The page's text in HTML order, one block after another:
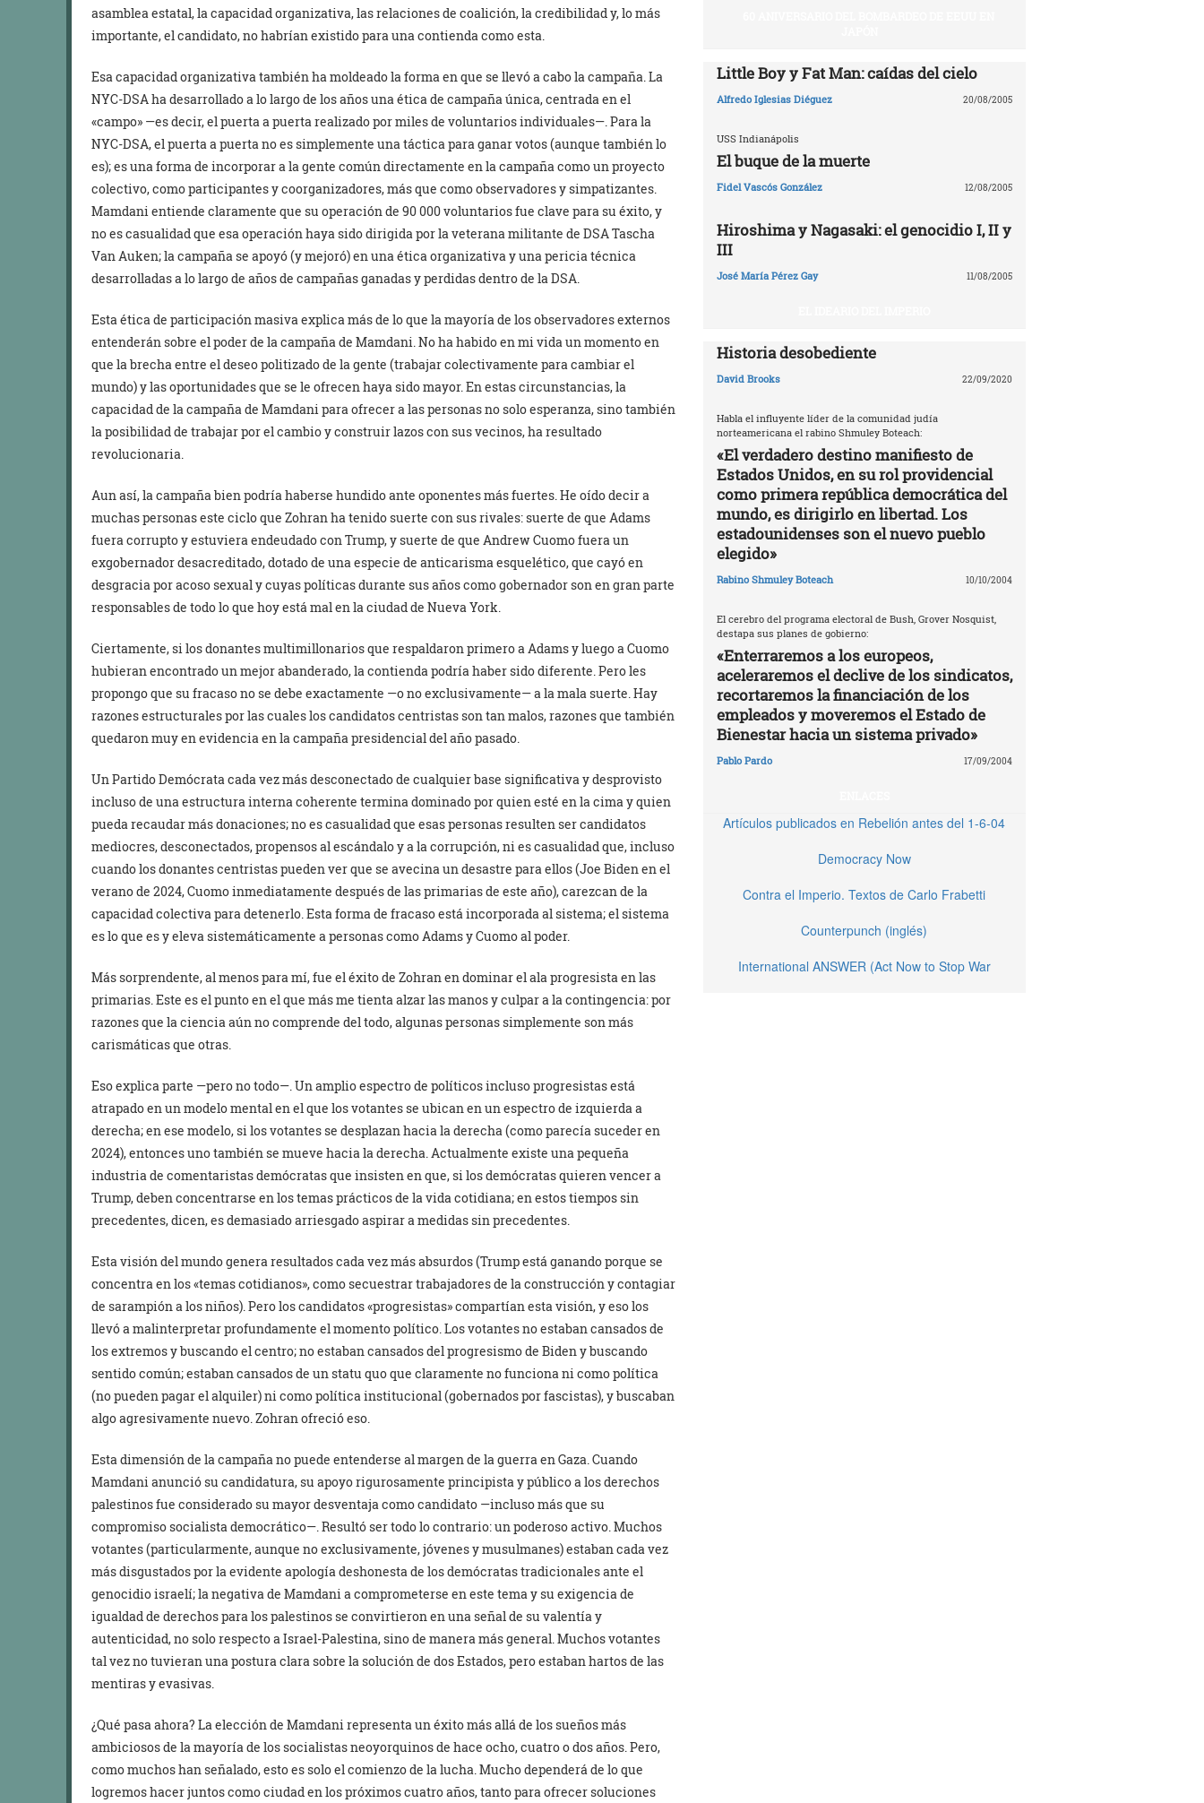
asamblea estatal, la capacidad organizativa, las relaciones de coalición, la credibilidad y, lo más
importante, el candidato, no habrían existido para una contienda como esta.
Esa capacidad organizativa también ha moldeado la forma en que se llevó a cabo la campaña. La
NYC-DSA ha desarrollado a lo largo de los años una ética de campaña única, centrada en el
«campo» —es decir, el puerta a puerta realizado por miles de voluntarios individuales—. Para la
NYC-DSA, el puerta a puerta no es simplemente una táctica para ganar votos (aunque también lo
es); es una forma de incorporar a la gente común directamente en la campaña como un proyecto
colectivo, como participantes y coorganizadores, más que como observadores y simpatizantes.
Mamdani entiende claramente que su operación de 90 000 voluntarios fue clave para su éxito, y
no es casualidad que esa operación haya sido dirigida por la veterana militante de DSA Tascha
Van Auken; la campaña se apoyó (y mejoró) en una ética organizativa y una pericia técnica
desarrolladas a lo largo de años de campañas ganadas y perdidas dentro de la DSA.
Esta ética de participación masiva explica más de lo que la mayoría de los observadores externos
entenderán sobre el poder de la campaña de Mamdani. No ha habido en mi vida un momento en
que la brecha entre el deseo politizado de la gente (trabajar colectivamente para cambiar el
mundo) y las oportunidades que se le ofrecen haya sido mayor. En estas circunstancias, la
capacidad de la campaña de Mamdani para ofrecer a las personas no solo esperanza, sino también
la posibilidad de trabajar por el cambio y construir lazos con sus vecinos, ha resultado
revolucionaria.
Aun así, la campaña bien podría haberse hundido ante oponentes más fuertes. He oído decir a
muchas personas este ciclo que Zohran ha tenido suerte con sus rivales: suerte de que Adams
fuera corrupto y estuviera endeudado con Trump, y suerte de que Andrew Cuomo fuera un
exgobernador desacreditado, dotado de una especie de anticarisma esquelético, que cayó en
desgracia por acoso sexual y cuyas políticas durante sus años como gobernador son en gran parte
responsables de todo lo que hoy está mal en la ciudad de Nueva York.
Ciertamente, si los donantes multimillonarios que respaldaron primero a Adams y luego a Cuomo
hubieran encontrado un mejor abanderado, la contienda podría haber sido diferente. Pero les
propongo que su fracaso no se debe exactamente —o no exclusivamente— a la mala suerte. Hay
razones estructurales por las cuales los candidatos centristas son tan malos, razones que también
quedaron muy en evidencia en la campaña presidencial del año pasado.
Un Partido Demócrata cada vez más desconectado de cualquier base significativa y desprovisto
incluso de una estructura interna coherente termina dominado por quien esté en la cima y quien
pueda recaudar más donaciones; no es casualidad que esas personas resulten ser candidatos
mediocres, desconectados, propensos al escándalo y a la corrupción, ni es casualidad que, incluso
cuando los donantes centristas pueden ver que se avecina un desastre para ellos (Joe Biden en el
verano de 2024, Cuomo inmediatamente después de las primarias de este año), carezcan de la
capacidad colectiva para detenerlo. Esta forma de fracaso está incorporada al sistema; el sistema
es lo que es y eleva sistemáticamente a personas como Adams y Cuomo al poder.
Más sorprendente, al menos para mí, fue el éxito de Zohran en dominar el ala progresista en las
primarias. Este es el punto en el que más me tienta alzar las manos y culpar a la contingencia: por
razones que la ciencia aún no comprende del todo, algunas personas simplemente son más
carismáticas que otras.
Eso explica parte —pero no todo—. Un amplio espectro de políticos incluso progresistas está
atrapado en un modelo mental en el que los votantes se ubican en un espectro de izquierda a
derecha; en ese modelo, si los votantes se desplazan hacia la derecha (como parecía suceder en
2024), entonces uno también se mueve hacia la derecha. Actualmente existe una pequeña
industria de comentaristas demócratas que insisten en que, si los demócratas quieren vencer a
Trump, deben concentrarse en los temas prácticos de la vida cotidiana; en estos tiempos sin
precedentes, dicen, es demasiado arriesgado aspirar a medidas sin precedentes.
Esta visión del mundo genera resultados cada vez más absurdos (Trump está ganando porque se
concentra en los «temas cotidianos», como secuestrar trabajadores de la construcción y contagiar
de sarampión a los niños). Pero los candidatos «progresistas» compartían esta visión, y eso los
llevó a malinterpretar profundamente el momento político. Los votantes no estaban cansados de
los extremos y buscando el centro; no estaban cansados del progresismo de Biden y buscando
sentido común; estaban cansados de un statu quo que claramente no funciona ni como política
(no pueden pagar el alquiler) ni como política institucional (gobernados por fascistas), y buscaban
algo agresivamente nuevo. Zohran ofreció eso.
Esta dimensión de la campaña no puede entenderse al margen de la guerra en Gaza. Cuando
Mamdani anunció su candidatura, su apoyo rigurosamente principista y público a los derechos
palestinos fue considerado su mayor desventaja como candidato —incluso más que su
compromiso socialista democrático—. Resultó ser todo lo contrario: un poderoso activo. Muchos
votantes (particularmente, aunque no exclusivamente, jóvenes y musulmanes) estaban cada vez
más disgustados por la evidente apología deshonesta de los demócratas tradicionales ante el
genocidio israelí; la negativa de Mamdani a comprometerse en este tema y su exigencia de
igualdad de derechos para los palestinos se convirtieron en una señal de su valentía y
autenticidad, no solo respecto a Israel-Palestina, sino de manera más general. Muchos votantes
tal vez no tuvieran una postura clara sobre la solución de dos Estados, pero estaban hartos de las
mentiras y evasivas.
¿Qué pasa ahora? La elección de Mamdani representa un éxito más allá de los sueños más
ambiciosos de la mayoría de los socialistas neoyorquinos de hace ocho, cuatro o dos años. Pero,
como muchos han señalado, esto es solo el comienzo de la lucha. Mucho dependerá de lo que
logremos hacer juntos como ciudad en los próximos cuatro años, tanto para ofrecer soluciones
Little Boy y Fat Man: caídas del cielo
Alfredo Iglesias Diéguez 20/08/2005
USS Indianápolis
El buque de la muerte
Fidel Vascós González 12/08/2005
Hiroshima y Nagasaki: el genocidio I, II y
III
José María Pérez Gay 11/08/2005
Historia desobediente
David Brooks 22/09/2020
Habla el influyente líder de la comunidad judía
norteamericana el rabino Shmuley Boteach:
«El verdadero destino manifiesto de
Estados Unidos, en su rol providencial
como primera república democrática del
mundo, es dirigirlo en libertad. Los
estadounidenses son el nuevo pueblo
elegido»
Rabino Shmuley Boteach 10/10/2004
El cerebro del programa electoral de Bush, Grover Nosquist,
destapa sus planes de gobierno:
«Enterraremos a los europeos,
aceleraremos el declive de los sindicatos,
recortaremos la financiación de los
empleados y moveremos el Estado de
Bienestar hacia un sistema privado»
Pablo Pardo 17/09/2004
Artículos publicados en Rebelión antes del 1-6-04
Democracy Now
Contra el Imperio. Textos de Carlo Frabetti
Counterpunch (inglés)
International ANSWER (Act Now to Stop War